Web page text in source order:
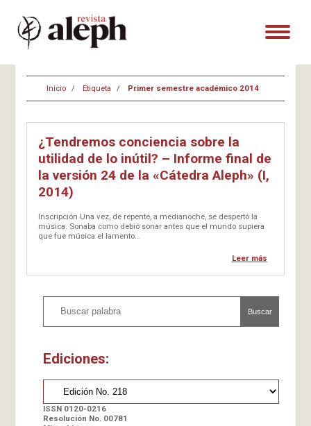
Inicio Etiqueta Primer semestre académico 2014
¿Tendremos conciencia sobre la
utilidad de lo inútil? – Informe final de
la versión 24 de la «Cátedra Aleph» (I,
2014)
Inscripción Una vez, de repente, a medianoche, se despertó la
música. Sonaba como debió sonar antes que el mundo supiera
que fue música el lamento…
Leer más
Buscar
Ediciones:
ISSN 0120-0216
Resolución No. 00781